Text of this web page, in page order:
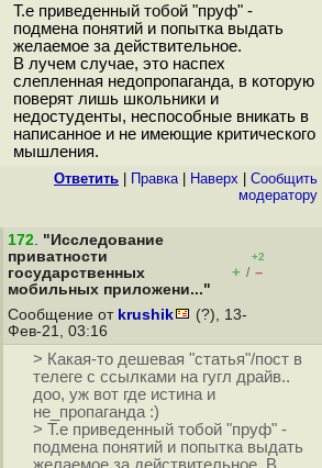
Т.е приведенный тобой "пруф" -
подмена понятий и попытка выдать
желаемое за действительное.
В лучем случае, это наспех
слепленная недопропаганда, в которую
поверят лишь школьники и
недостуденты, неспособные вникать в
написанное и не имеющие критического
мышления.
Ответить Правка| Наверх
Cообщить
модератору
172. "Исследование
приватности
государственных
мобильных приложени..."
+2
+ / –
Сообщение от krushik
(?), 13-
Фев-21, 03:16
> Какая-то дешевая "статья"/пост в
телеге с ссылками на гугл драйв..
доо, уж вот где истина и
не_пропаганда :)
> Т.е приведенный тобой "пруф" -
подмена понятий и попытка выдать